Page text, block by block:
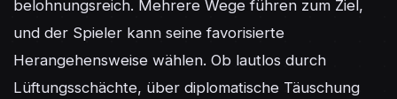
belohnungsreich. Mehrere Wege führen zum Ziel,
und der Spieler kann seine favorisierte
Herangehensweise wählen. Ob lautlos durch
Lüftungsschächte, über diplomatische Täuschung